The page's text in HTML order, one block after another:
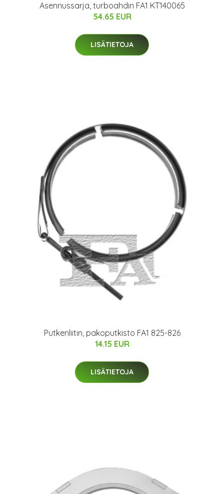
Asennussarja, turboahdin FA1 KT140065
54.65 EUR
LISÄTIETOJA
Putkenliitin, pakoputkisto FA1 825-826
14.15 EUR
LISÄTIETOJA